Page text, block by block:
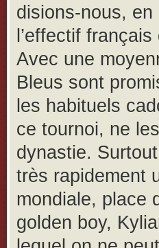
disions-nous,
l’effectif
Avec une
Bleus sont
les habituels
ce tournoi, ne
dynastie.
très rapidement
mondiale, place
golden boy,